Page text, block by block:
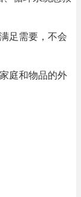
足需要，不会
庭和物品的外